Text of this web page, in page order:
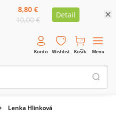
8,80 €
10,00 €
Detail
Konto Wishlist Košík Menu
Lenka Hlinková